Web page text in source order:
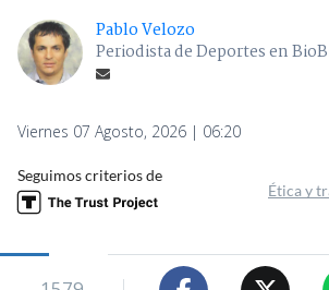
Pablo Velozo
Periodista de Deportes en
Viernes 07 Agosto, 2026 | 06:20
Seguimos criterios de
Ética y